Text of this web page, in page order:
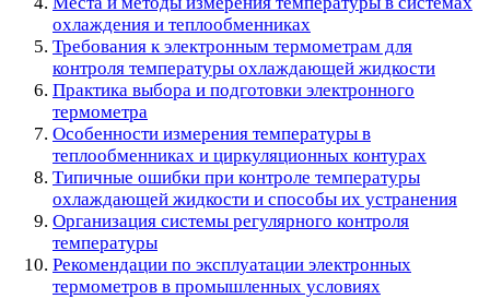
охлаждения и теплообменниках
Требования к электронным термометрам для
контроля температуры охлаждающей жидкости
Практика выбора и подготовки электронного
термометра
Особенности измерения температуры в
теплообменниках и циркуляционных контурах
Типичные ошибки при контроле температуры
охлаждающей жидкости и способы их устранения
Организация системы регулярного контроля
температуры
Рекомендации по эксплуатации электронных
термометров в промышленных условиях